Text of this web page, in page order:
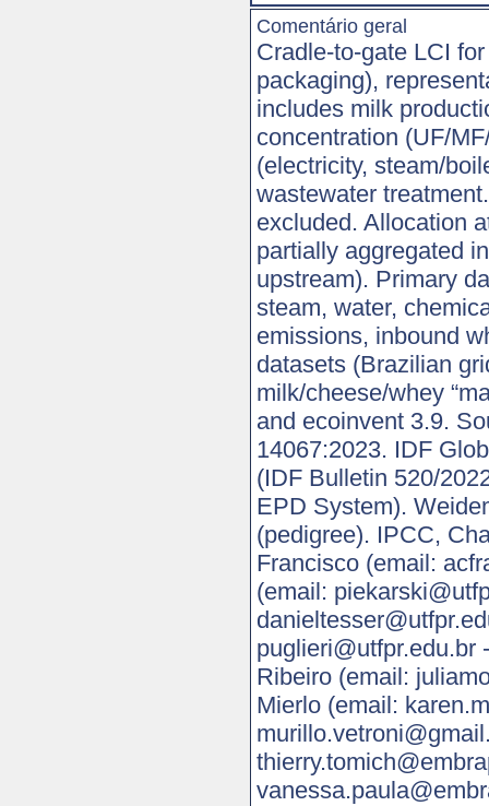
Comentário geral
Cradle-to-gate LCI
packaging),
includes milk
concentration (UF/
(electricity, steam/
wastewater
excluded. Allocation
partially aggregated
upstream). Primary
steam, water,
emissions, inbound
datasets (Brazilian
milk/cheese/whey
and ecoinvent 3.9.
14067:2023. IDF
(IDF Bulletin 520/
EPD System).
(pedigree). IPCC,
Francisco (email:
(email:
puglieri@utfpr.edu.br
Ribeiro (email:
Mierlo (email: